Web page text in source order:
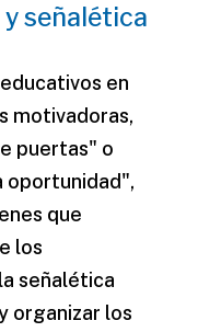
y señalética
en
motivadoras,
puertas" o
oportunidad",
que
los
señalética
organizar los